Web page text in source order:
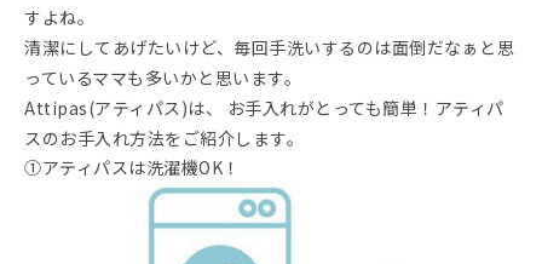
すよね。
清潔にしてあげたいけど、毎回手洗いするのは面倒だなぁと思
っているママも多いかと思います。
Attipas(アティパス)は、 お手入れがとっても簡単！アティパ
スのお手入れ方法をご紹介します。
①アティパスは洗濯機OK！